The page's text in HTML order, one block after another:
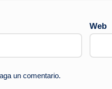
Web
un comentario.